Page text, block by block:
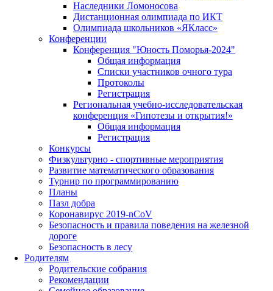
Наследники Ломоносова
Дистанционная олимпиада по ИКТ
Олимпиада школьников «ЯКласс»
Конференции
Конференция "Юность Поморья-2024"
Общая информация
Списки участников очного тура
Протоколы
Регистрация
Региональная учебно-исследовательская
конференция «Гипотезы и открытия!»
Общая информация
Регистрация
Конкурсы
Физкультурно - спортивные мероприятия
Развитие математического образования
Турнир по программированию
Планы
Пазл добра
Коронавирус 2019-nCoV
Безопасность и правила поведения на железной
дороге
Безопасность в лесу
Родителям
Родительские собрания
Рекомендации